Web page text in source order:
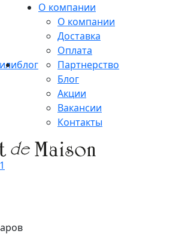
блог
О компании
О компании
Доставка
Оплата
Партнерство
Блог
Акции
Вакансии
Контакты